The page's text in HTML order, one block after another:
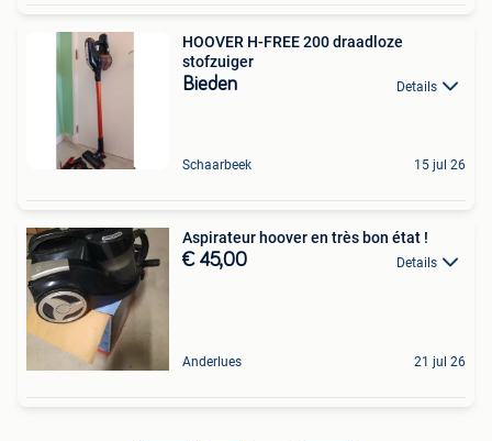
HOOVER H-FREE 200 draadloze
stofzuiger
Bieden Details
Schaarbeek 15 jul 26
Aspirateur hoover en très bon état !
€ 45,00 Details
Anderlues 21 jul 26